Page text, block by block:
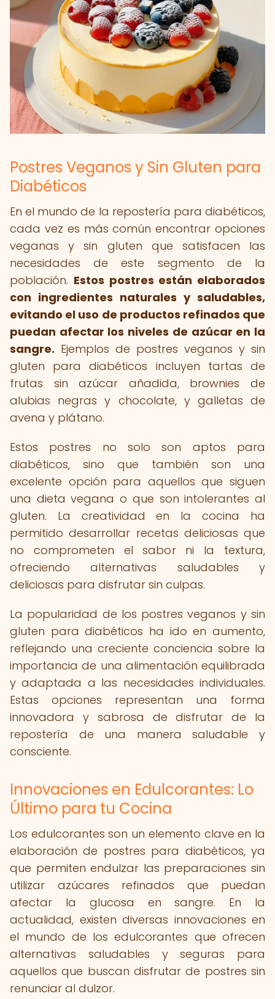
Postres Veganos y Sin Gluten para
Diabéticos
En el mundo de la repostería para diabéticos,
cada vez es más común encontrar opciones
veganas y sin gluten que satisfacen las
necesidades de este segmento de la
población. Estos postres están elaborados
con ingredientes naturales y saludables,
evitando el uso de productos refinados que
puedan afectar los niveles de azúcar en la
sangre. Ejemplos de postres veganos y sin
gluten para diabéticos incluyen tartas de
frutas sin azúcar añadida, brownies de
alubias negras y chocolate, y galletas de
avena y plátano.
Estos postres no solo son aptos para
diabéticos, sino que también son una
excelente opción para aquellos que siguen
una dieta vegana o que son intolerantes al
gluten. La creatividad en la cocina ha
permitido desarrollar recetas deliciosas que
no comprometen el sabor ni la textura,
ofreciendo alternativas saludables y
deliciosas para disfrutar sin culpas.
La popularidad de los postres veganos y sin
gluten para diabéticos ha ido en aumento,
reflejando una creciente conciencia sobre la
importancia de una alimentación equilibrada
y adaptada a las necesidades individuales.
Estas opciones representan una forma
innovadora y sabrosa de disfrutar de la
repostería de una manera saludable y
consciente.
Innovaciones en Edulcorantes: Lo
Último para tu Cocina
Los edulcorantes son un elemento clave en la
elaboración de postres para diabéticos, ya
que permiten endulzar las preparaciones sin
utilizar azúcares refinados que puedan
afectar la glucosa en sangre. En la
actualidad, existen diversas innovaciones en
el mundo de los edulcorantes que ofrecen
alternativas saludables y seguras para
aquellos que buscan disfrutar de postres sin
renunciar al dulzor.